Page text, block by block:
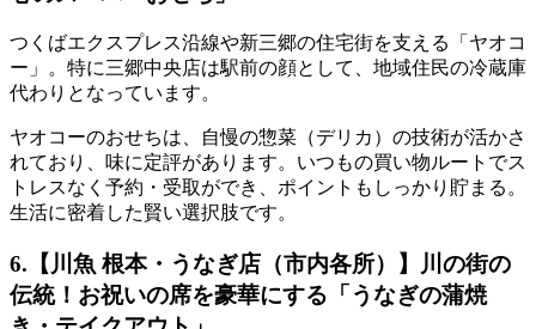
つくばエクスプレス沿線や新三郷の住宅街を支える「ヤオコ
ー」。特に三郷中央店は駅前の顔として、地域住民の冷蔵庫
代わりとなっています。
ヤオコーのおせちは、自慢の惣菜（デリカ）の技術が活かさ
れており、味に定評があります。 いつもの買い物ルートでス
トレスなく予約・受取ができ、ポイントもしっかり貯まる 。
生活に密着した賢い選択肢です。
6.【川魚 根本・うなぎ店（市内各所）】川の街の
伝統！お祝いの席を豪華にする「うなぎの蒲焼